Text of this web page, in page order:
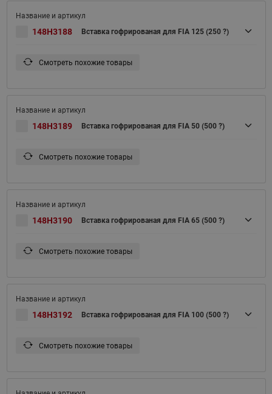
148H3188 Вставка гофрированая для FIA 125 (250 ?)
Смотреть похожие товары
148H3189 Вставка гофрированая для FIA 50 (500 ?)
Смотреть похожие товары
148H3190 Вставка гофрированая для FIA 65 (500 ?)
Смотреть похожие товары
148H3192 Вставка гофрированая для FIA 100 (500 ?)
Смотреть похожие товары